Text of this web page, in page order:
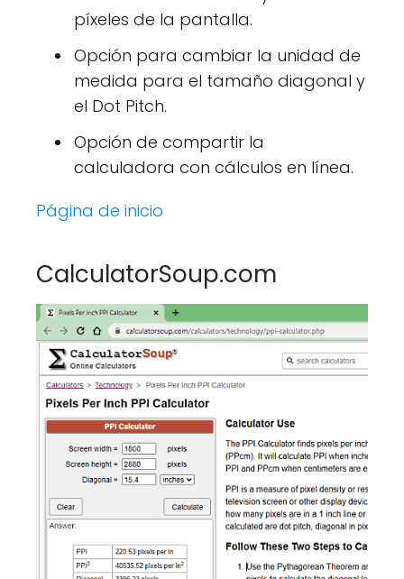
píxeles de la pantalla.
Opción para cambiar la unidad de
medida para el tamaño diagonal y
el Dot Pitch.
Opción de compartir la
calculadora con cálculos en línea.
Página de inicio
CalculatorSoup.com